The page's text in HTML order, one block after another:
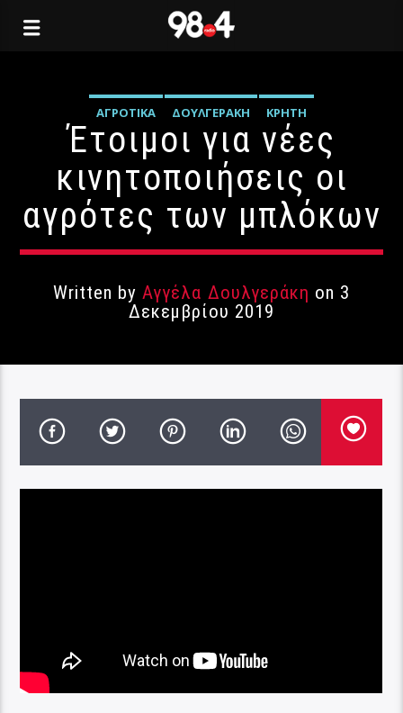
ΑΓΡΟΤΙΚΆ ΔΟΥΛΓΕΡΆΚΗ ΚΡΉΤΗ
Έτοιμοι για νέες
κινητοποιήσεις οι
αγρότες των μπλόκων
Written byΑγγέλα Δουλγεράκη on 3
Δεκεμβρίου 2019